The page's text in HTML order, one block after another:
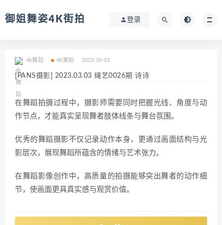
御姐舞姿4K街拍 登录
4k舞蹈 4K美拍 2023-05-01
[PANS摄影] 2023.03.03 绳艺0026期 诗诗
在舞蹈拍摄过程中，摄影师需要同时把握光线、角度与动
作节点，才能真实呈现舞者肢体线条与舞台氛围。
优秀的舞蹈摄影不仅记录动作本身，更通过画面结构与光
影层次，展现舞蹈所蕴含的情绪与艺术张力。
在舞蹈影像创作中，高质量的拍摄能够突出舞者的动作细
节，使画面更具真实感与观赏价值。